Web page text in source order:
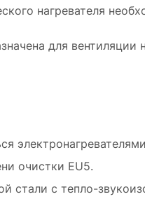
нагревателя
для
очистки EU5.
стали с тепло-